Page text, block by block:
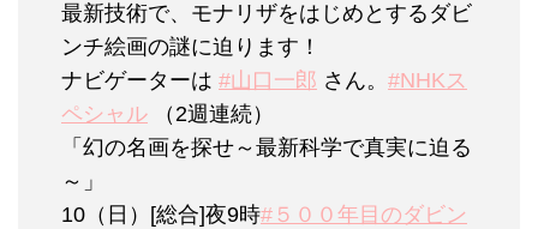
最新技術で、モナリザをはじめとするダビ
ンチ絵画の謎に迫ります！
ナビゲーターは #山口一郎 さん。 #NHKス
ペシャル （2週連続）
「幻の名画を探せ～最新科学で真実に迫る
～」
10（日）[総合]夜9時#５００年目のダビン